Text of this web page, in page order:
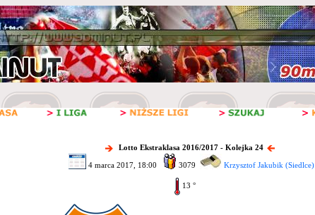
Lotto Ekstraklasa 2016/2017 - Kolejka 24
4 marca 2017, 18:00 3079 Krzysztof Jakubik (Siedlce)
13 °